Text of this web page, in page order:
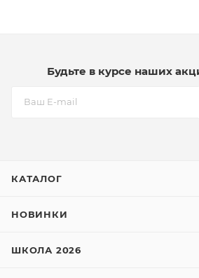
Будьте в курсе наших
КАТАЛОГ
НОВИНКИ
ШКОЛА 2026